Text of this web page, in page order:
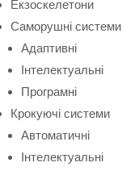
Екзоскелетони
Саморушні системи
Адаптивні
Інтелектуальні
Програмні
Крокуючі системи
Автоматичні
Інтелектуальні